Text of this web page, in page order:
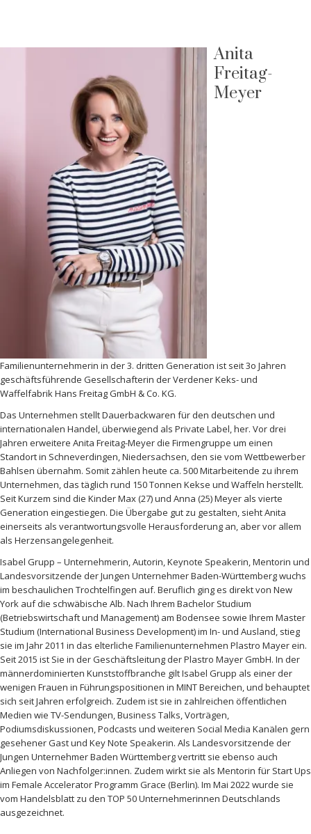
Anita
Freitag-
Meyer
Familienunternehmerin in der 3. dritten Generation ist seit 3o Jahren
geschäftsführende Gesellschafterin der Verdener Keks- und
Waffelfabrik Hans Freitag GmbH & Co. KG.
Das Unternehmen stellt Dauerbackwaren für den deutschen und
internationalen Handel, überwiegend als Private Label, her. Vor drei
Jahren erweitere Anita Freitag-Meyer die Firmengruppe um einen
Standort in Schneverdingen, Niedersachsen, den sie vom Wettbewerber
Bahlsen übernahm. Somit zählen heute ca. 500 Mitarbeitende zu ihrem
Unternehmen, das täglich rund 150 Tonnen Kekse und Waffeln herstellt.
Seit Kurzem sind die Kinder Max (27) und Anna (25) Meyer als vierte
Generation eingestiegen. Die Übergabe gut zu gestalten, sieht Anita
einerseits als verantwortungsvolle Herausforderung an, aber vor allem
als Herzensangelegenheit.
Isabel Grupp – Unternehmerin, Autorin, Keynote Speakerin, Mentorin und
Landesvorsitzende der Jungen Unternehmer Baden-Württemberg wuchs
im beschaulichen Trochtelfingen auf. Beruflich ging es direkt von New
York auf die schwäbische Alb. Nach Ihrem Bachelor Studium
(Betriebswirtschaft und Management) am Bodensee sowie Ihrem Master
Studium (International Business Development) im In- und Ausland, stieg
sie im Jahr 2011 in das elterliche Familienunternehmen Plastro Mayer ein.
Seit 2015 ist Sie in der Geschäftsleitung der Plastro Mayer GmbH. In der
männerdominierten Kunststoffbranche gilt Isabel Grupp als einer der
wenigen Frauen in Führungspositionen in MINT Bereichen, und behauptet
sich seit Jahren erfolgreich. Zudem ist sie in zahlreichen öffentlichen
Medien wie TV-Sendungen, Business Talks, Vorträgen,
Podiumsdiskussionen, Podcasts und weiteren Social Media Kanälen gern
gesehener Gast und Key Note Speakerin. Als Landesvorsitzende der
Jungen Unternehmer Baden Württemberg vertritt sie ebenso auch
Anliegen von Nachfolger:innen. Zudem wirkt sie als Mentorin für Start Ups
im Female Accelerator Programm Grace (Berlin). Im Mai 2022 wurde sie
vom Handelsblatt zu den TOP 50 Unternehmerinnen Deutschlands
ausgezeichnet.